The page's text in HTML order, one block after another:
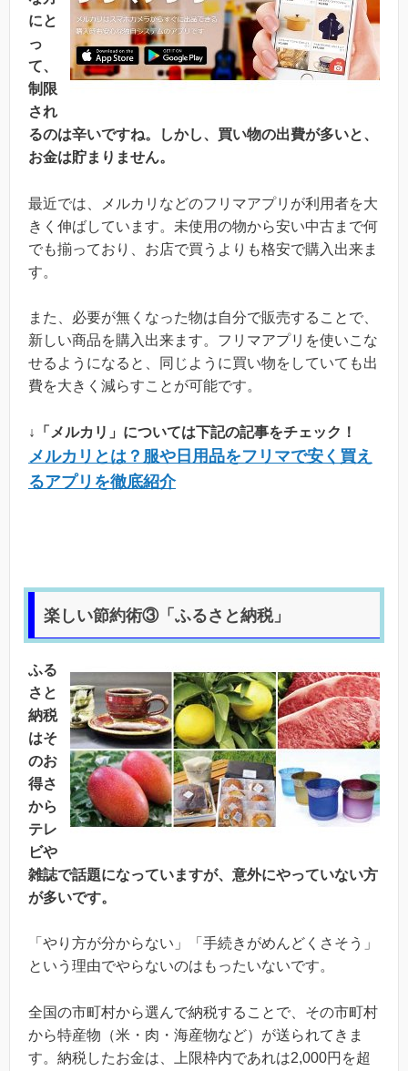
にと
っ
て、
制限
され
るのは辛いですね。しかし、買い物の出費が多いと、
お金は貯まりません。
最近では、メルカリなどのフリマアプリが利用者を大
きく伸ばしています。未使用の物から安い中古まで何
でも揃っており、お店で買うよりも格安で購入出来ま
す。
また、必要が無くなった物は自分で販売することで、
新しい商品を購入出来ます。フリマアプリを使いこな
せるようになると、同じように買い物をしていても出
費を大きく減らすことが可能です。
↓「メルカリ」については下記の記事をチェック！
メルカリとは？服や日用品をフリマで安く買え
るアプリを徹底紹介
楽しい節約術③「ふるさと納税」
ふる
さと
納税
はそ
のお
得さ
から
テレ
ビや
雑誌で話題になっていますが、意外にやっていない方
が多いです。
「やり方が分からない」「手続きがめんどくさそう」
という理由でやらないのはもったいないです。
全国の市町村から選んで納税することで、その市町村
から特産物（米・肉・海産物など）が送られてきま
す。納税したお金は、上限枠内であれは2,000円を超